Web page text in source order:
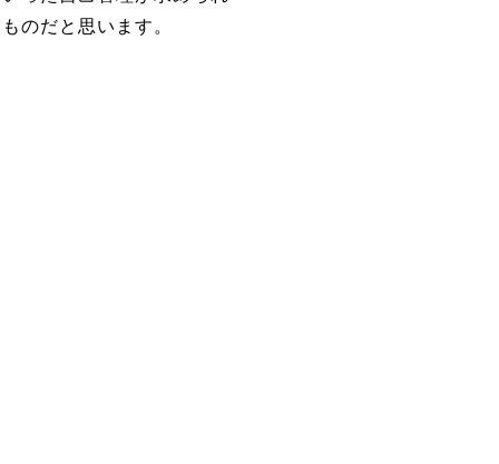
のだと思います。